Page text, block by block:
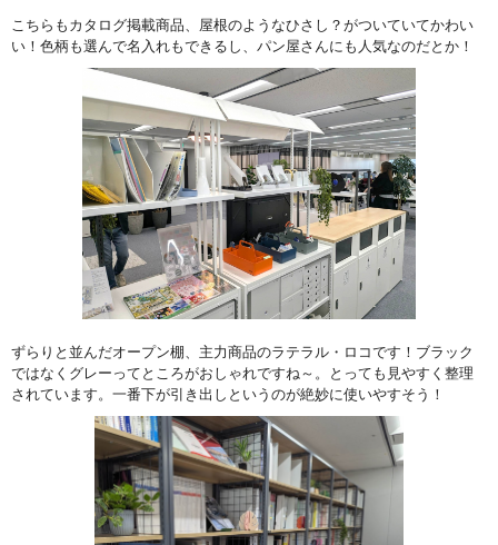
こちらもカタログ掲載商品、屋根のようなひさし？がついていてかわい
い！色柄も選んで名入れもできるし、パン屋さんにも人気なのだとか！
ずらりと並んだオープン棚、主力商品のラテラル・ロコです！ブラック
ではなくグレーってところがおしゃれですね～。とっても見やすく整理
されています。一番下が引き出しというのが絶妙に使いやすそう！